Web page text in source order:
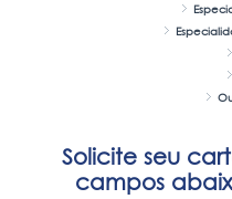
Solicite seu
campos